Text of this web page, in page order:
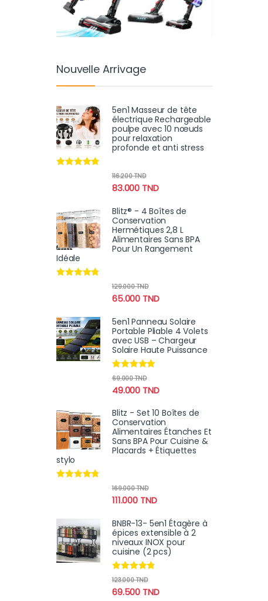
Nouvelle Arrivage
5en1 Masseur de tête
électrique Rechargeable
poulpe avec 10 nœuds
pour relaxation
profonde et anti stress
83.000 TND
116.200TND
Blitz® - 4 Boîtes de
Conservation
Hermétiques 2,8 L
Alimentaires Sans BPA
Pour Un Rangement
Idéale
65.000 TND
129.000TND
5en1 Panneau Solaire
Portable Pliable 4 Volets
avec USB – Chargeur
Solaire Haute Puissance
Note4.78
49.000 TND
69.000TND
Blitz - Set 10 Boîtes de
Conservation
Alimentaires Étanches Et
Sans BPA Pour Cuisine &
Placards + Étiquettes
stylo
111.000 TND
169.000TND
BNBR-13- 5en1 Étagère à
épices extensible à 2
niveaux INOX pour
cuisine (2 pcs)
Note4.60
69.500 TND
123.000TND